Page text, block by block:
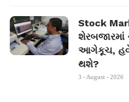
Stock
શેરબજારમાં
આગેકૂચ, હવે
થશે?
3 - August - 2026